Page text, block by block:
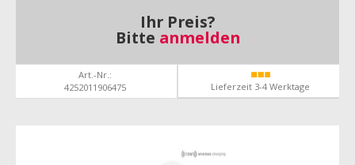
Ihr Preis?
Bitte anmelden
Art.-Nr.:
4252011906475
Lieferzeit 3-4 Werktage